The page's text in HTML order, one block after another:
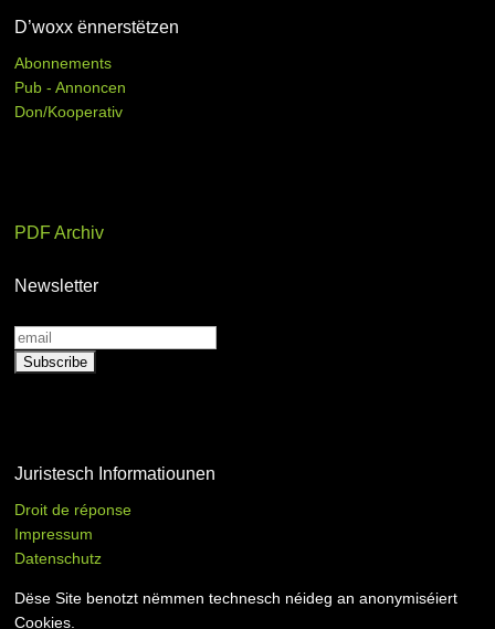
D’woxx ënnerstëtzen
Abonnements
Pub - Annoncen
Don/Kooperativ
PDF Archiv
Newsletter
Juristesch Informatiounen
Droit de réponse
Impressum
Datenschutz
Dëse Site benotzt nëmmen technesch néideg an anonymiséiert
Cookies.